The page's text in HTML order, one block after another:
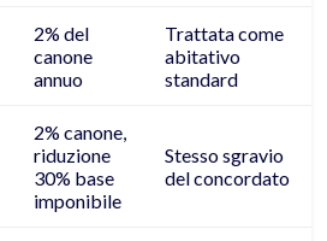
2% del
canone
annuo
Trattata come
abitativo
standard
2% canone,
riduzione
30% base
imponibile
Stesso sgravio
del concordato